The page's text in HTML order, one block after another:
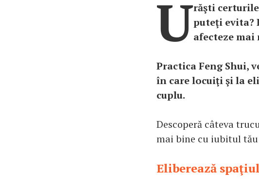
Urăşti
puteţi evita?
afecteze
Practica Feng Shui,
în care locuiţi şi la
cuplu.
Descoperă câteva
mai bine cu iubitul
Eliberează spaţiul